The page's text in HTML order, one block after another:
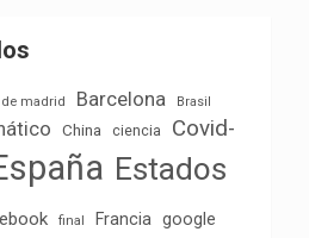
madrid Barcelona
Brasil
China ciencia
Covid-
Estados
final Francia google